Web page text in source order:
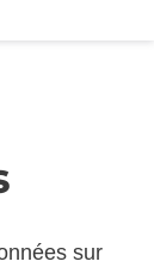
sur